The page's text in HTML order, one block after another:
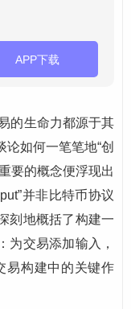
APP下载
的生命力都源于其
如何一笔笔地“创
要的概念便浮现出
并非比特币协议
刻地概括了构建一
为交易添加输入，
易构建中的关键作